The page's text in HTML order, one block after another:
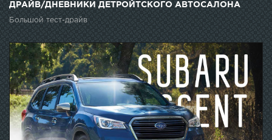
ДРАЙВ/ДНЕВНИКИ ДЕТРОЙТСКОГО АВТОСАЛОНА
Большой тест-драйв